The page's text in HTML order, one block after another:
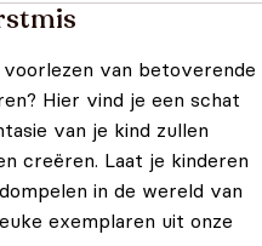
van betoverende
Hier vind je een schat
van je kind zullen
creëren. Laat je kinderen
in de wereld van
exemplaren uit onze